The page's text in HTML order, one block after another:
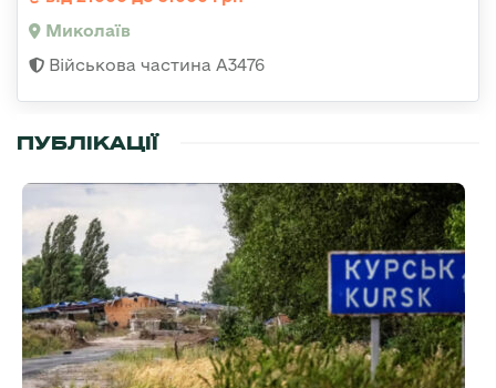
Миколаїв
Військова частина А3476
ПУБЛІКАЦІЇ